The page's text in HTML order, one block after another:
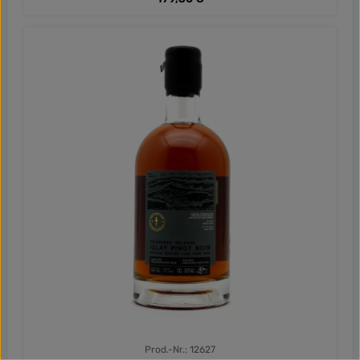
Prod.-Nr.: 12627